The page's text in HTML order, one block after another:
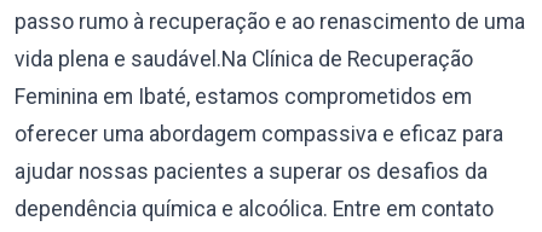
passo rumo à recuperação e ao renascimento de uma
vida plena e saudável.Na Clínica de Recuperação
Feminina em Ibaté, estamos comprometidos em
oferecer uma abordagem compassiva e eficaz para
ajudar nossas pacientes a superar os desafios da
dependência química e alcoólica. Entre em contato